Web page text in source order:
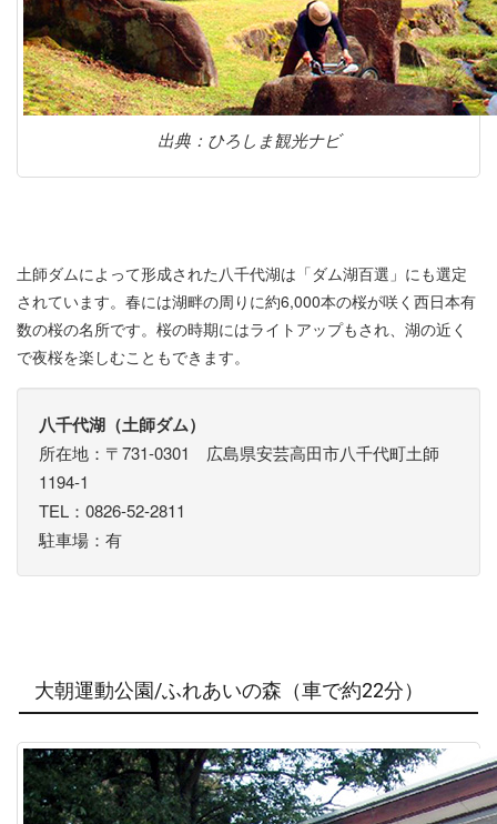
出典：ひろしま観光ナビ
土師ダムによって形成された八千代湖は「ダム湖百選」にも選定
されています。春には湖畔の周りに約6,000本の桜が咲く西日本有
数の桜の名所です。桜の時期にはライトアップもされ、湖の近く
で夜桜を楽しむこともできます。
八千代湖（土師ダム）
所在地：〒731-0301 広島県安芸高田市八千代町土師
1194-1
TEL：0826-52-2811
駐車場：有
大朝運動公園/ふれあいの森（車で約22分）